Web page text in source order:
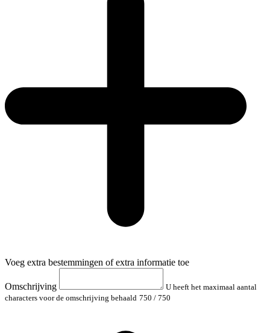
Voeg extra bestemmingen of extra informatie toe
Omschrijving
U heeft het maximaal aantal
characters voor de omschrijving behaald 750 / 750